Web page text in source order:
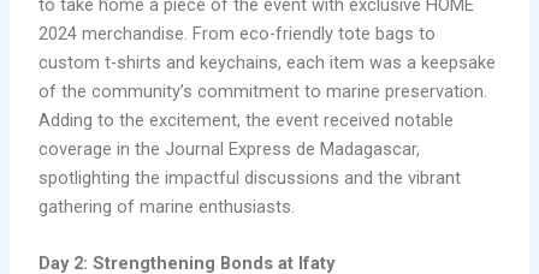
to take home a piece of the event with exclusive HOME
2024 merchandise. From eco-friendly tote bags to
custom t-shirts and keychains, each item was a keepsake
of the community’s commitment to marine preservation.
Adding to the excitement, the event received notable
coverage in the Journal Express de Madagascar,
spotlighting the impactful discussions and the vibrant
gathering of marine enthusiasts.
Day 2: Strengthening Bonds at Ifaty